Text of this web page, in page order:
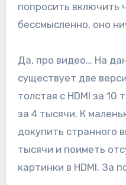
попросить включить
бессмысленно, оно
Да, про видео… На
существует две
толстая с HDMI за 10
за 4 тысячи. К
докупить странного
тысячи и поиметь
картинки в HDMI. За